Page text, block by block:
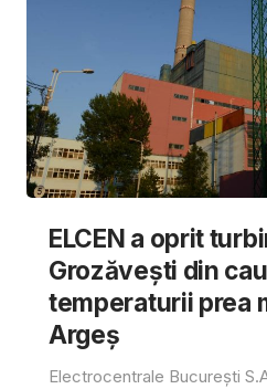
ELCEN a oprit
Grozăvești din
temperaturii prea
Argeș
Electrocentrale București